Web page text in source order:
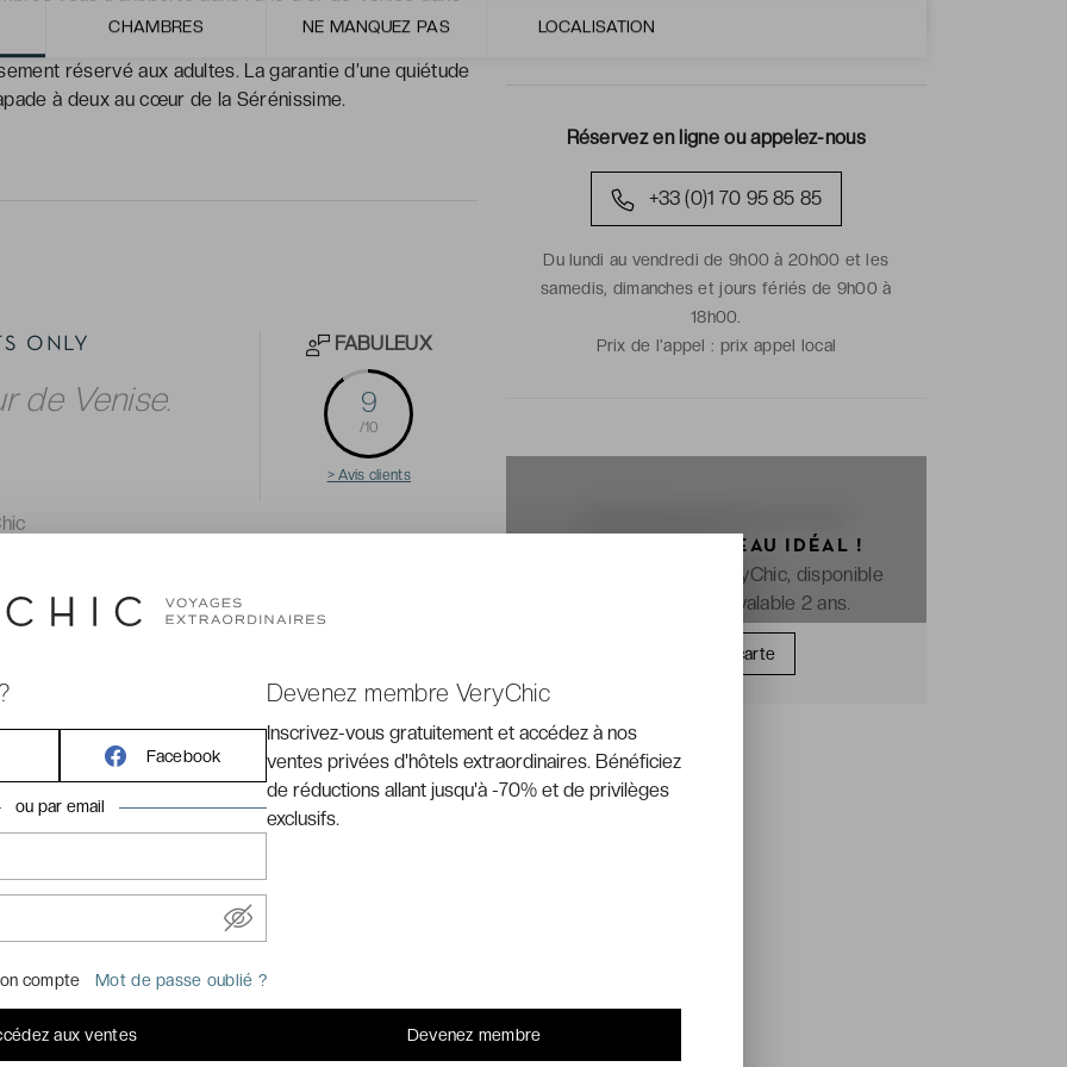
CHAMBRES NE MANQUEZ PAS LOCALISATION
réservé aux adultes. La garantie d’une quiétude
à deux au cœur de la Sérénissime.
ONLY
de Venise.
FABULEUX
9
/10
> Avis clients
ville à la beauté saisissante où le temps ne semble
magique de la cité des Doges. Situé 500m de la
le UNAHOTELS Ala Venezia - Adults Only est une
siècle, le style est typiquement vénitien avec un
baroque. L’endroit parfait pour se retrouver et se
Réservez en ligne ou appelez-nous
+33 (0)1 70 95 85 85
Du lundi au vendredi de 9h00 à 20h00 et les
samedis, dimanches et jours fériés de 9h00 à
18h00.
Prix de l'appel : prix appel local
OFFREZ LE CADEAU IDÉAL !
La e-carte cadeau VeryChic, disponible
immédiatement et valable 2 ans.
Offrir une carte
Facebook
ou par email
compte Mot de passe oublié ?
aux ventes
Devenez membre VeryChic
Inscrivez-vous gratuitement et accédez à nos
ventes privées d'hôtels extraordinaires. Bénéficiez
de réductions allant jusqu'à -70% et de privilèges
exclusifs.
Devenez membre